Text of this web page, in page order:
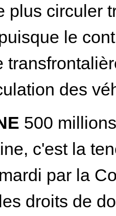
plus circuler
le
des
500
c'est la
par la
droits de